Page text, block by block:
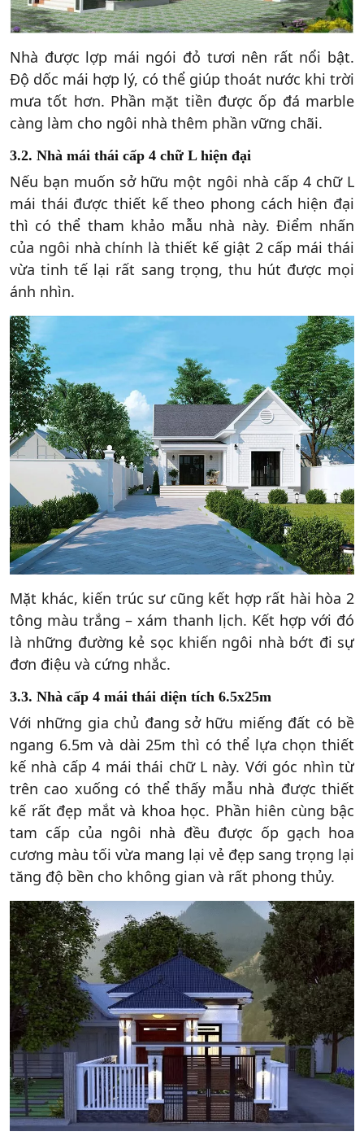
Nhà được lợp mái ngói đỏ tươi nên rất nổi bật.
Độ dốc mái hợp lý, có thể giúp thoát nước khi trời
mưa tốt hơn. Phần mặt tiền được ốp đá marble
càng làm cho ngôi nhà thêm phần vững chãi.
3.2. Nhà mái thái cấp 4 chữ L hiện đại
Nếu bạn muốn sở hữu một ngôi nhà cấp 4 chữ L
mái thái được thiết kế theo phong cách hiện đại
thì có thể tham khảo mẫu nhà này. Điểm nhấn
của ngôi nhà chính là thiết kế giật 2 cấp mái thái
vừa tinh tế lại rất sang trọng, thu hút được mọi
ánh nhìn.
Mặt khác, kiến trúc sư cũng kết hợp rất hài hòa 2
tông màu trắng – xám thanh lịch. Kết hợp với đó
là những đường kẻ sọc khiến ngôi nhà bớt đi sự
đơn điệu và cứng nhắc.
3.3. Nhà cấp 4 mái thái diện tích 6.5x25m
Với những gia chủ đang sở hữu miếng đất có bề
ngang 6.5m và dài 25m thì có thể lựa chọn thiết
kế nhà cấp 4 mái thái chữ L này. Với góc nhìn từ
trên cao xuống có thể thấy mẫu nhà được thiết
kế rất đẹp mắt và khoa học. Phần hiên cùng bậc
tam cấp của ngôi nhà đều được ốp gạch hoa
cương màu tối vừa mang lại vẻ đẹp sang trọng lại
tăng độ bền cho không gian và rất phong thủy.